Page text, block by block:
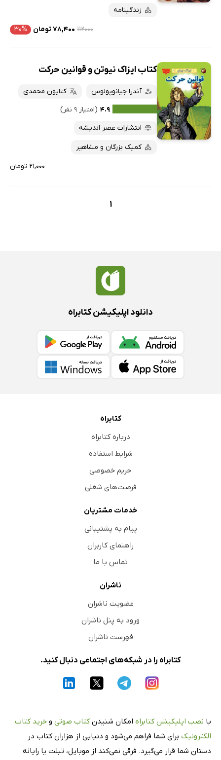
زندگینامه
۱۱۲۰۰۰ ۷۸,۴۰۰ تومان ۳۰%
کتاب ایزاک نیوتن و قوانین حرکت
آندرا جیانوپولوس
کتایون محمدی
۴.۹ (امتیاز ۹ نفر)
انتشارات عصر اندیشه
کمیک بزرگان و مشاهیر
۲۱,۰۰۰ تومان
1
دانلود اپلیکیشن کتابراه
کتابراه
درباره کتابراه
شرایط استفاده
حریم خصوصی
فرصت‌های شغلی
خدمات مشتریان
پیام به پشتیبانی
راهنمای کاربران
تماس با ما
ناشران
عضویت ناشران
ورود به پنل ناشران
فهرست ناشران
کتابراه را در شبکه‌های اجتماعی دنبال کنید.
با نصب اپلیکیشن کتابراه امکان شنیدن کتاب صوتی و خرید کتاب
الکترونیک برای شما فراهم می‌شود و دنیایی از هزاران کتاب در
دستان شما قرار می‌گیرد. فرقی نمی‌کند از موبایل، تبلت یا رایانه